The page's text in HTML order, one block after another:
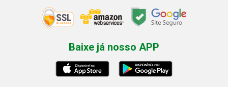
Baixe já nosso APP